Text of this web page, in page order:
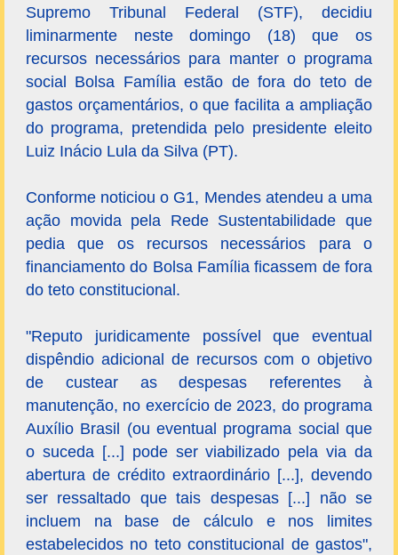
Supremo Tribunal Federal (STF), decidiu
liminarmente neste domingo (18) que os
recursos necessários para manter o programa
social Bolsa Família estão de fora do teto de
gastos orçamentários, o que facilita a ampliação
do programa, pretendida pelo presidente eleito
Luiz Inácio Lula da Silva (PT).
Conforme noticiou o G1, Mendes atendeu a uma
ação movida pela Rede Sustentabilidade que
pedia que os recursos necessários para o
financiamento do Bolsa Família ficassem de fora
do teto constitucional.
"Reputo juridicamente possível que eventual
dispêndio adicional de recursos com o objetivo
de custear as despesas referentes à
manutenção, no exercício de 2023, do programa
Auxílio Brasil (ou eventual programa social que
o suceda [...] pode ser viabilizado pela via da
abertura de crédito extraordinário [...], devendo
ser ressaltado que tais despesas [...] não se
incluem na base de cálculo e nos limites
estabelecidos no teto constitucional de gastos",